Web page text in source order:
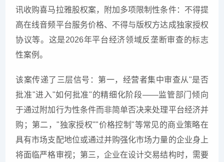
讯收购喜马拉雅股权案，附加多项限制性条件：不得提
高在线音频平台服务价格、不得与版权方达成独家授权
协议等。这是2026年平台经济领域反垄断审查的标志
性案例。
该案传递了三层信号：第一，经营者集中审查从"是否
批准"进入"如何批准"的精细化阶段——监管部门倾向
于通过附加行为性条件而非简单否决来处理平台经济并
购；第二，"独家授权""价格控制"等常见的商业策略在
具有市场支配地位或通过并购强化市场力量的企业身上
将面临严格审视；第三，企业在设计交易结构时，需要